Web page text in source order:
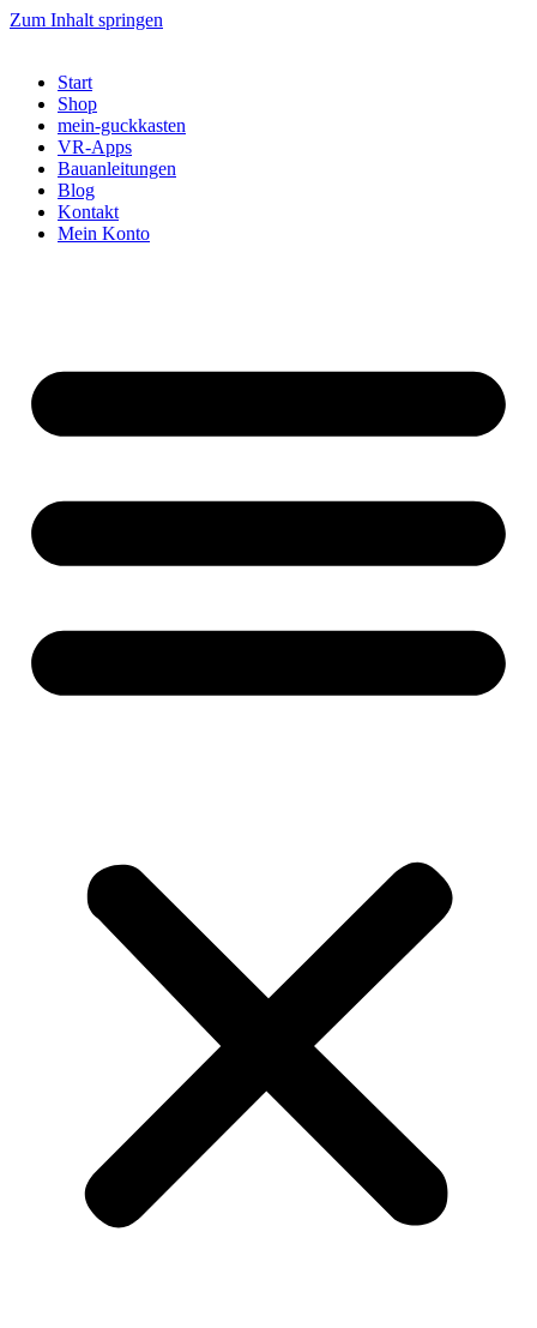
Zum Inhalt springen
Start
Shop
mein-guckkasten
VR-Apps
Bauanleitungen
Blog
Kontakt
Mein Konto